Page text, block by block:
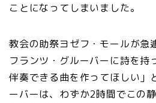
ことになってしまいました。
教会の助祭ヨゼフ・モールが急
フランツ・グルーバーに詩を持
伴奏できる曲を作ってほしい」
ーバーは、わずか2時間でこの